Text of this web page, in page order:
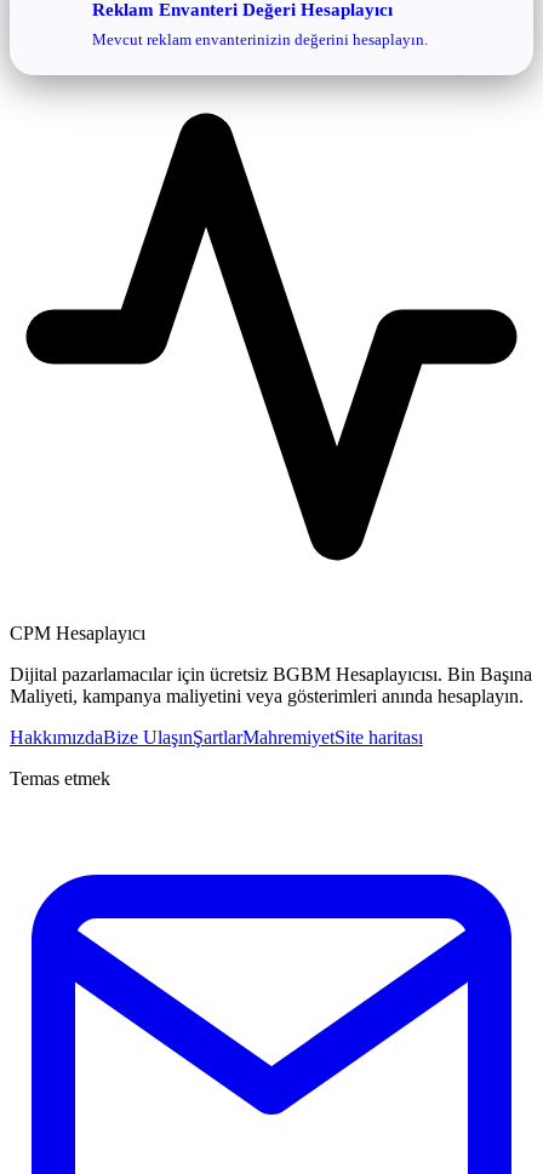
Reklam Envanteri Değeri Hesaplayıcı
Mevcut reklam envanterinizin değerini hesaplayın.
CPM Hesaplayıcı
Dijital pazarlamacılar için ücretsiz BGBM Hesaplayıcısı. Bin Başına
Maliyeti, kampanya maliyetini veya gösterimleri anında hesaplayın.
HakkımızdaBize UlaşınŞartlarMahremiyetSite haritası
Temas etmek